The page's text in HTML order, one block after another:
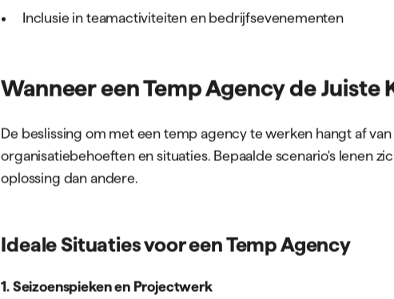
Inclusie in teamactiviteiten en bedrijfsevenementen
Wanneer een Temp Agency de Juiste
De beslissing om met een temp agency te werken hangt af
organisatiebehoeften en situaties. Bepaalde scenario's lenen
oplossing dan andere.
Ideale Situaties voor een Temp Agency
1. Seizoenspieken en Projectwerk